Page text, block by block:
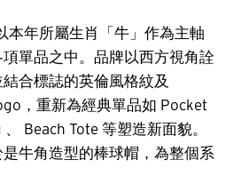
本年所屬生肖「牛」作為主軸
單品之中。品牌以西方視角詮
合標誌的英倫風格紋及
，重新為經典單品如 Pocket
Beach Tote 等塑造新面貌。
牛角造型的棒球帽，為整個系